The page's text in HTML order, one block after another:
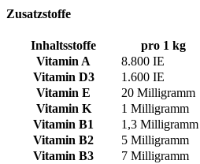
Zusatzstoffe
Inhaltsstoffe
pro 1 kg
Vitamin A
8.800 IE
Vitamin D3
1.600 IE
Vitamin E
20 Milligramm
Vitamin K
1 Milligramm
Vitamin B1
1,3 Milligramm
Vitamin B2
5 Milligramm
Vitamin B3
7 Milligramm